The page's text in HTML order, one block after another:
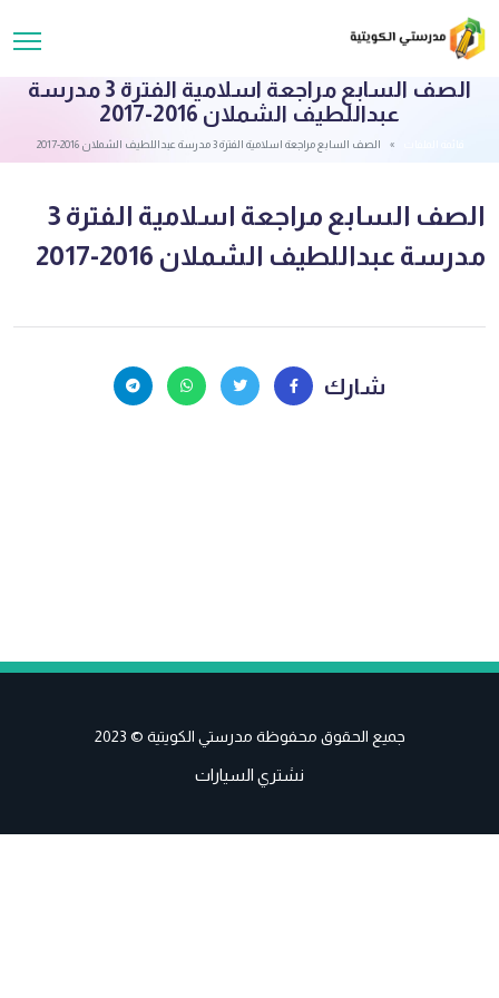
الصف السابع مراجعة اسلامية الفترة 3 مدرسة
عبداللطيف الشملان 2016-2017
الصف السابع مراجعة اسلامية الفترة 3 مدرسة عبداللطيف الشملان 2016-2017
الصف السابع مراجعة اسلامية الفترة 3
مدرسة عبداللطيف الشملان 2016-2017
شارك
جميع الحقوق محفوظة مدرستي الكويتية © 2023
نشتري السيارات